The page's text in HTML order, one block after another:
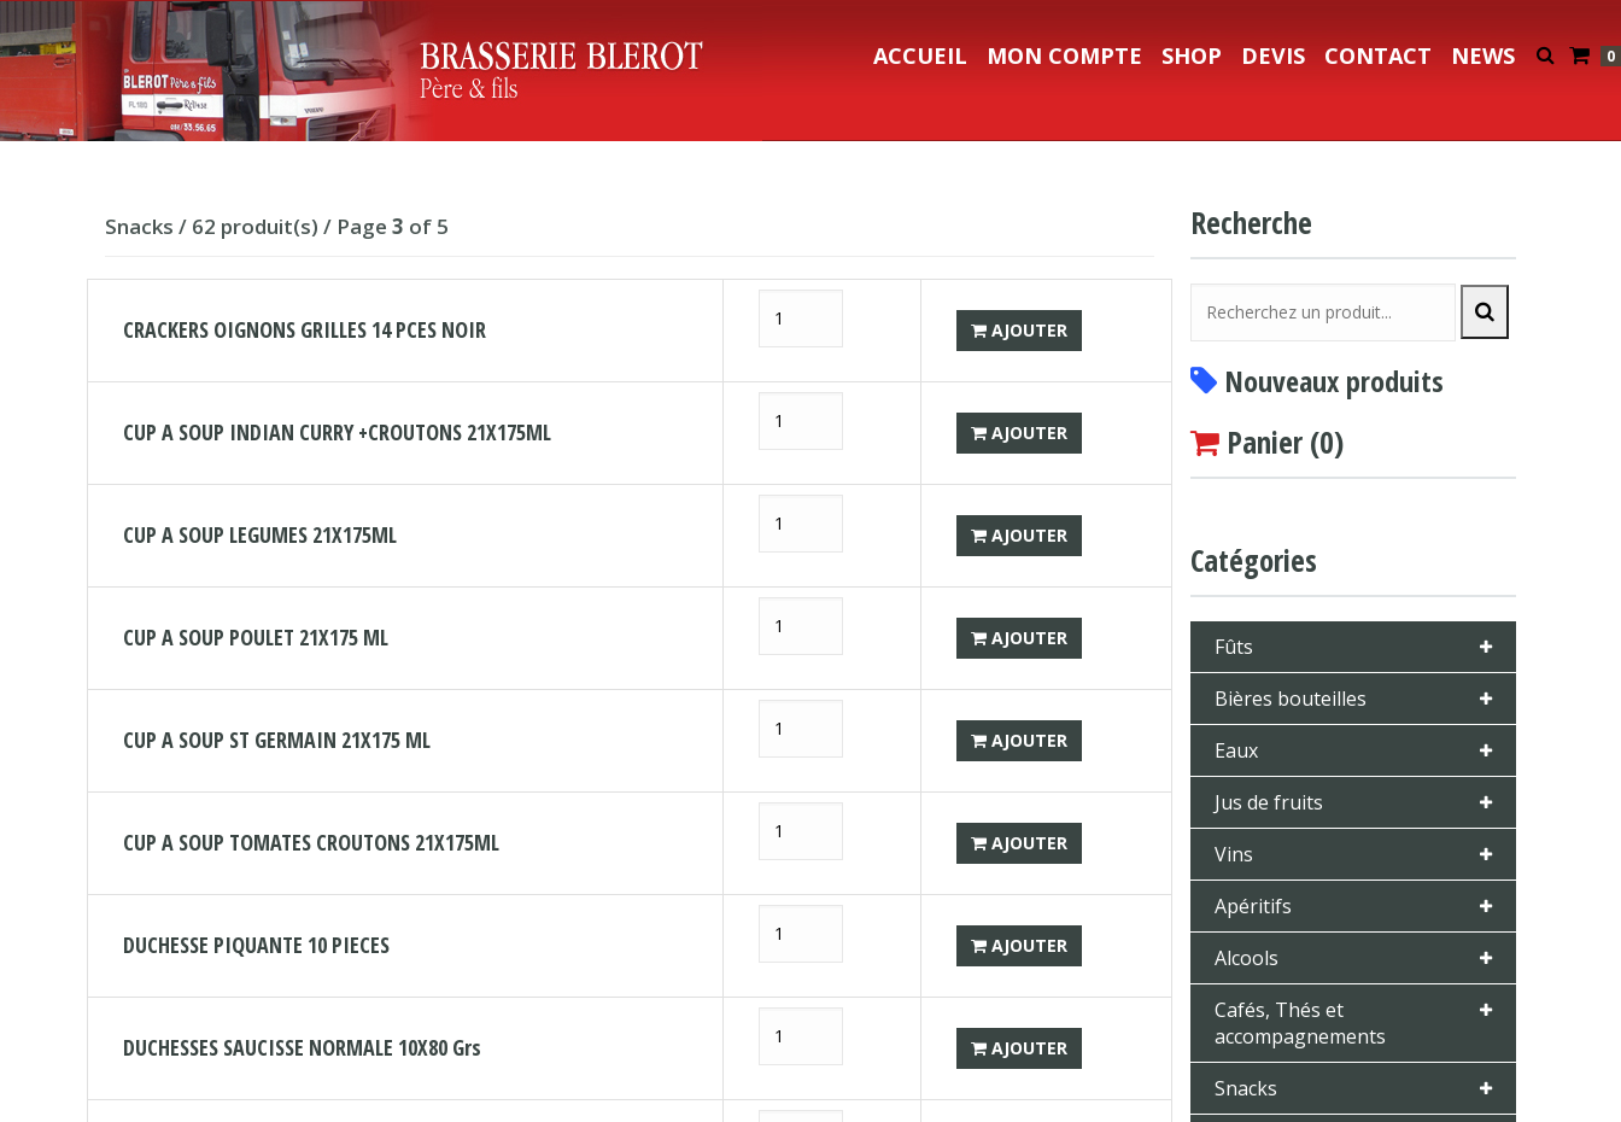
0
ACCUEIL MON COMPTE SHOP DEVIS CONTACT NEWS
Snacks / 62 produit(s) / Page 3 of 5
CRACKERS OIGNONS GRILLES 14 PCES NOIR AJOUTER
CUP A SOUP INDIAN CURRY +CROUTONS 21X175ML AJOUTER
CUP A SOUP LEGUMES 21X175ML AJOUTER
CUP A SOUP POULET 21X175 ML AJOUTER
CUP A SOUP ST GERMAIN 21X175 ML AJOUTER
CUP A SOUP TOMATES CROUTONS 21X175ML AJOUTER
DUCHESSE PIQUANTE 10 PIECES AJOUTER
DUCHESSES SAUCISSE NORMALE 10X80 Grs AJOUTER
Recherche
Nouveaux produits
Panier (0)
Catégories
Fûts
Bières bouteilles
Eaux
Jus de fruits
Vins
Apéritifs
Alcools
Cafés, Thés et
accompagnements
Snacks